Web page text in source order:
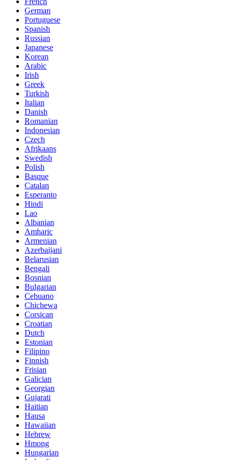
German
Portuguese
Spanish
Russian
Japanese
Korean
Arabic
Irish
Greek
Turkish
Italian
Danish
Romanian
Indonesian
Czech
Afrikaans
Swedish
Polish
Basque
Catalan
Esperanto
Hindi
Lao
Albanian
Amharic
Armenian
Azerbaijani
Belarusian
Bengali
Bosnian
Bulgarian
Cebuano
Chichewa
Corsican
Croatian
Dutch
Estonian
Filipino
Finnish
Frisian
Galician
Georgian
Gujarati
Haitian
Hausa
Hawaiian
Hebrew
Hmong
Hungarian